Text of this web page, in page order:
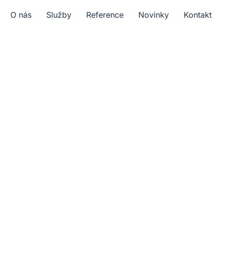
O nás Služby Reference Novinky Kontakt